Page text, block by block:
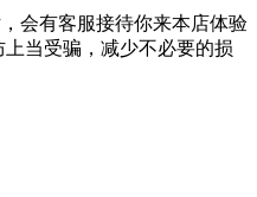
会有客服接待你来本店体验
当受骗，减少不必要的损